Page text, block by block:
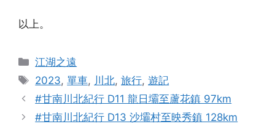
以上。
Categories
江湖之遠
Tags
2023,單車, 川北,旅行,遊記
#甘南川北紀行 D11 龍日壩至蘆花鎮 97km
#甘南川北紀行 D13 沙壩村至映秀鎮 128km